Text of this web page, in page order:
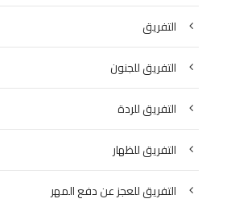
التفريق
التفريق للجنون
التفريق للردة
التفريق للظهار
التفريق للعجز عن دفع المهر